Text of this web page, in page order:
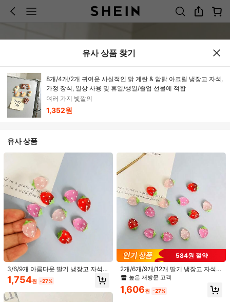
유사 상품 찾기
8개/4개/2개 귀여운 사실적인 닭 계란 & 암탉 아크릴 냉장고 자석,
가정 장식, 일상 사용 및 휴일/생일/졸업 선물에 적합
여러 가지 빛깔의
1,352원
유사 상품
3/6/9개 아름다운 딸기 냉장고 자석,
귀여운 장식용 자석, 개인화된 냉장고
스티커, 주방, 사무실 화이트보드, 보
관장, 식기세척기에 적합, 주방 장식,
홈 장식, 파티 선물
1,754원 -27%
584원 절약
2개/6개/9개/12개 딸기 냉장고 자석,
귀여운 과일 장식 자석, 맞춤형 냉장고
납장 및 식기세척기, 주방 장식, 가정
높은 재방문 고객
1,606원 -27%